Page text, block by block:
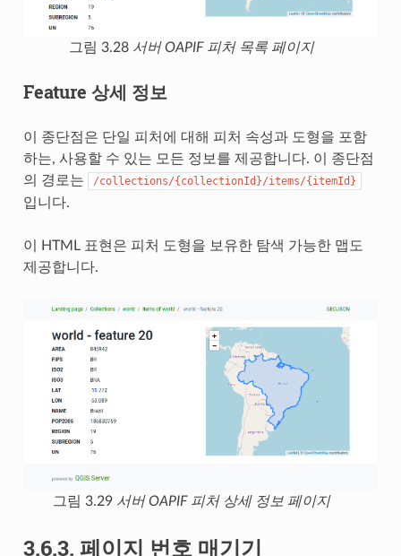
그림 3.28 서버 OAPIF 피처 목록 페이지
Feature 상세 정보
이 종단점은 단일 피처에 대해 피처 속성과 도형을 포함
하는, 사용할 수 있는 모든 정보를 제공합니다. 이 종단점
의 경로는
/collections/{collectionId}/items/{itemId}
입니다.
이 HTML 표현은 피처 도형을 보유한 탐색 가능한 맵도
제공합니다.
그림 3.29 서버 OAPIF 피처 상세 정보 페이지
3.6.3. 페이지 번호 매기기